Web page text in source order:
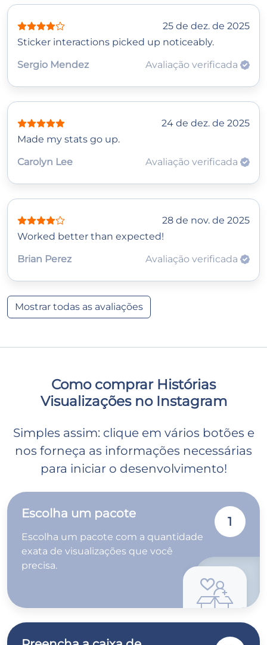
25 de dez. de 2025
Sticker interactions picked up noticeably.
Sergio Mendez
Avaliação verificada
24 de dez. de 2025
Made my stats go up.
Carolyn Lee
Avaliação verificada
28 de nov. de 2025
Worked better than expected!
Brian Perez
Avaliação verificada
Mostrar todas as avaliações
Como comprar Histórias
Visualizações no Instagram
Simples assim: clique em vários botões e
nos forneça as informações necessárias
para iniciar o desenvolvimento!
Escolha um pacote
Escolha um pacote com a quantidade
exata de visualizações que você
precisa.
1